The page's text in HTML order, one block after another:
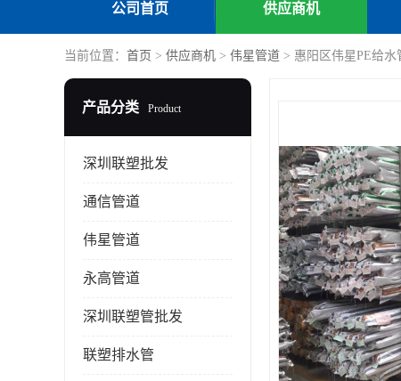
公司首页 供应商机
当前位置： 首页 > 供应商机 > 伟星管道 > 惠阳区伟星PE给水
产品分类 Product
深圳联塑批发
通信管道
伟星管道
永高管道
深圳联塑管批发
联塑排水管